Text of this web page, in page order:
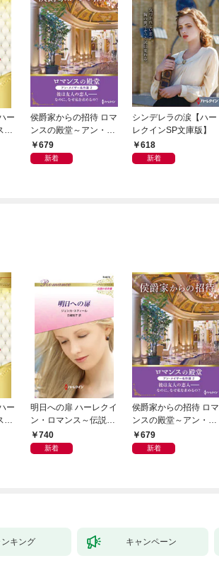
ー
・
侯爵家からの招待 ロマ
ンスの殿堂～アン・メ
イザー名作選 2～【ハ
ーレクインSP文庫版】
679
新着
シンデレラの涙【ハー
レクインSP文庫版】
618
新着
ー
・
明日への扉 ハーレクイ
ン・ロマンス～伝説の
名作選～【ハーレクイ
ン・ロマンス版】
740
新着
侯爵家からの招待 ロマ
ンスの殿堂～アン・メ
イザー名作選 2～【ハ
ーレクインSP文庫版】
679
新着
ンキング キャンペーン